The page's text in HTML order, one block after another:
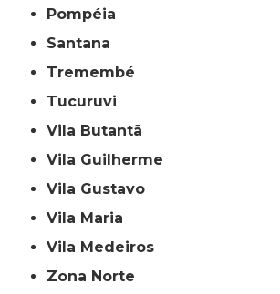
Pompéia
Santana
Tremembé
Tucuruvi
Vila Butantã
Vila Guilherme
Vila Gustavo
Vila Maria
Vila Medeiros
Zona Norte